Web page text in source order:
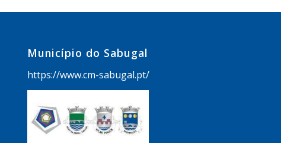
Município do Sabugal
https://www.cm-sabugal.pt/